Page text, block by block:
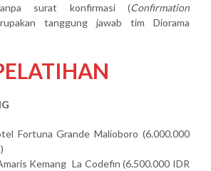
surat konfirmasi (Confirmation
tanggung jawab tim Diorama
Fortuna Grande Malioboro (6.000.000
Kemang La Codefin (6.500.000 IDR